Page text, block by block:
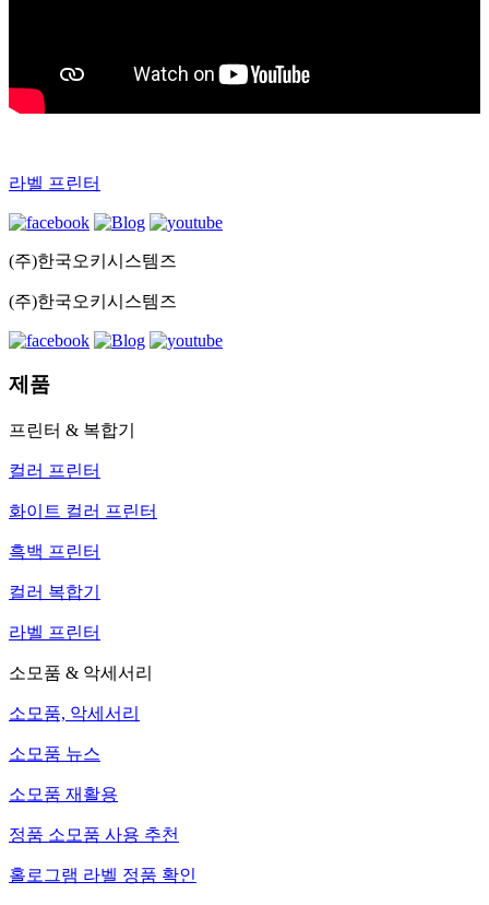
라벨 프린터
(주)한국오키시스템즈
(주)한국오키시스템즈
제품
프린터 & 복합기
컬러 프린터
화이트 컬러 프린터
흑백 프린터
컬러 복합기
라벨 프린터
소모품 & 악세서리
소모품, 악세서리
소모품 뉴스
소모품 재활용
정품 소모품 사용 추천
홀로그램 라벨 정품 확인